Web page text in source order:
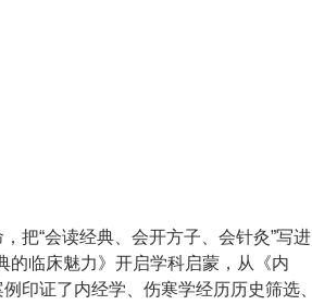
把“会读经典、会开方子、会针灸”写进
临床魅力》开启学科启蒙，从《内
印证了内经学、伤寒学经历历史筛选、